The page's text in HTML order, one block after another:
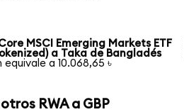
MSCI Emerging Markets ETF
a Taka de Bangladés
equivale a 10.068,65 ৳
RWA a GBP